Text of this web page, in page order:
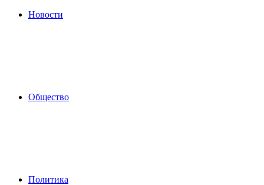
Новости
Общество
Политика